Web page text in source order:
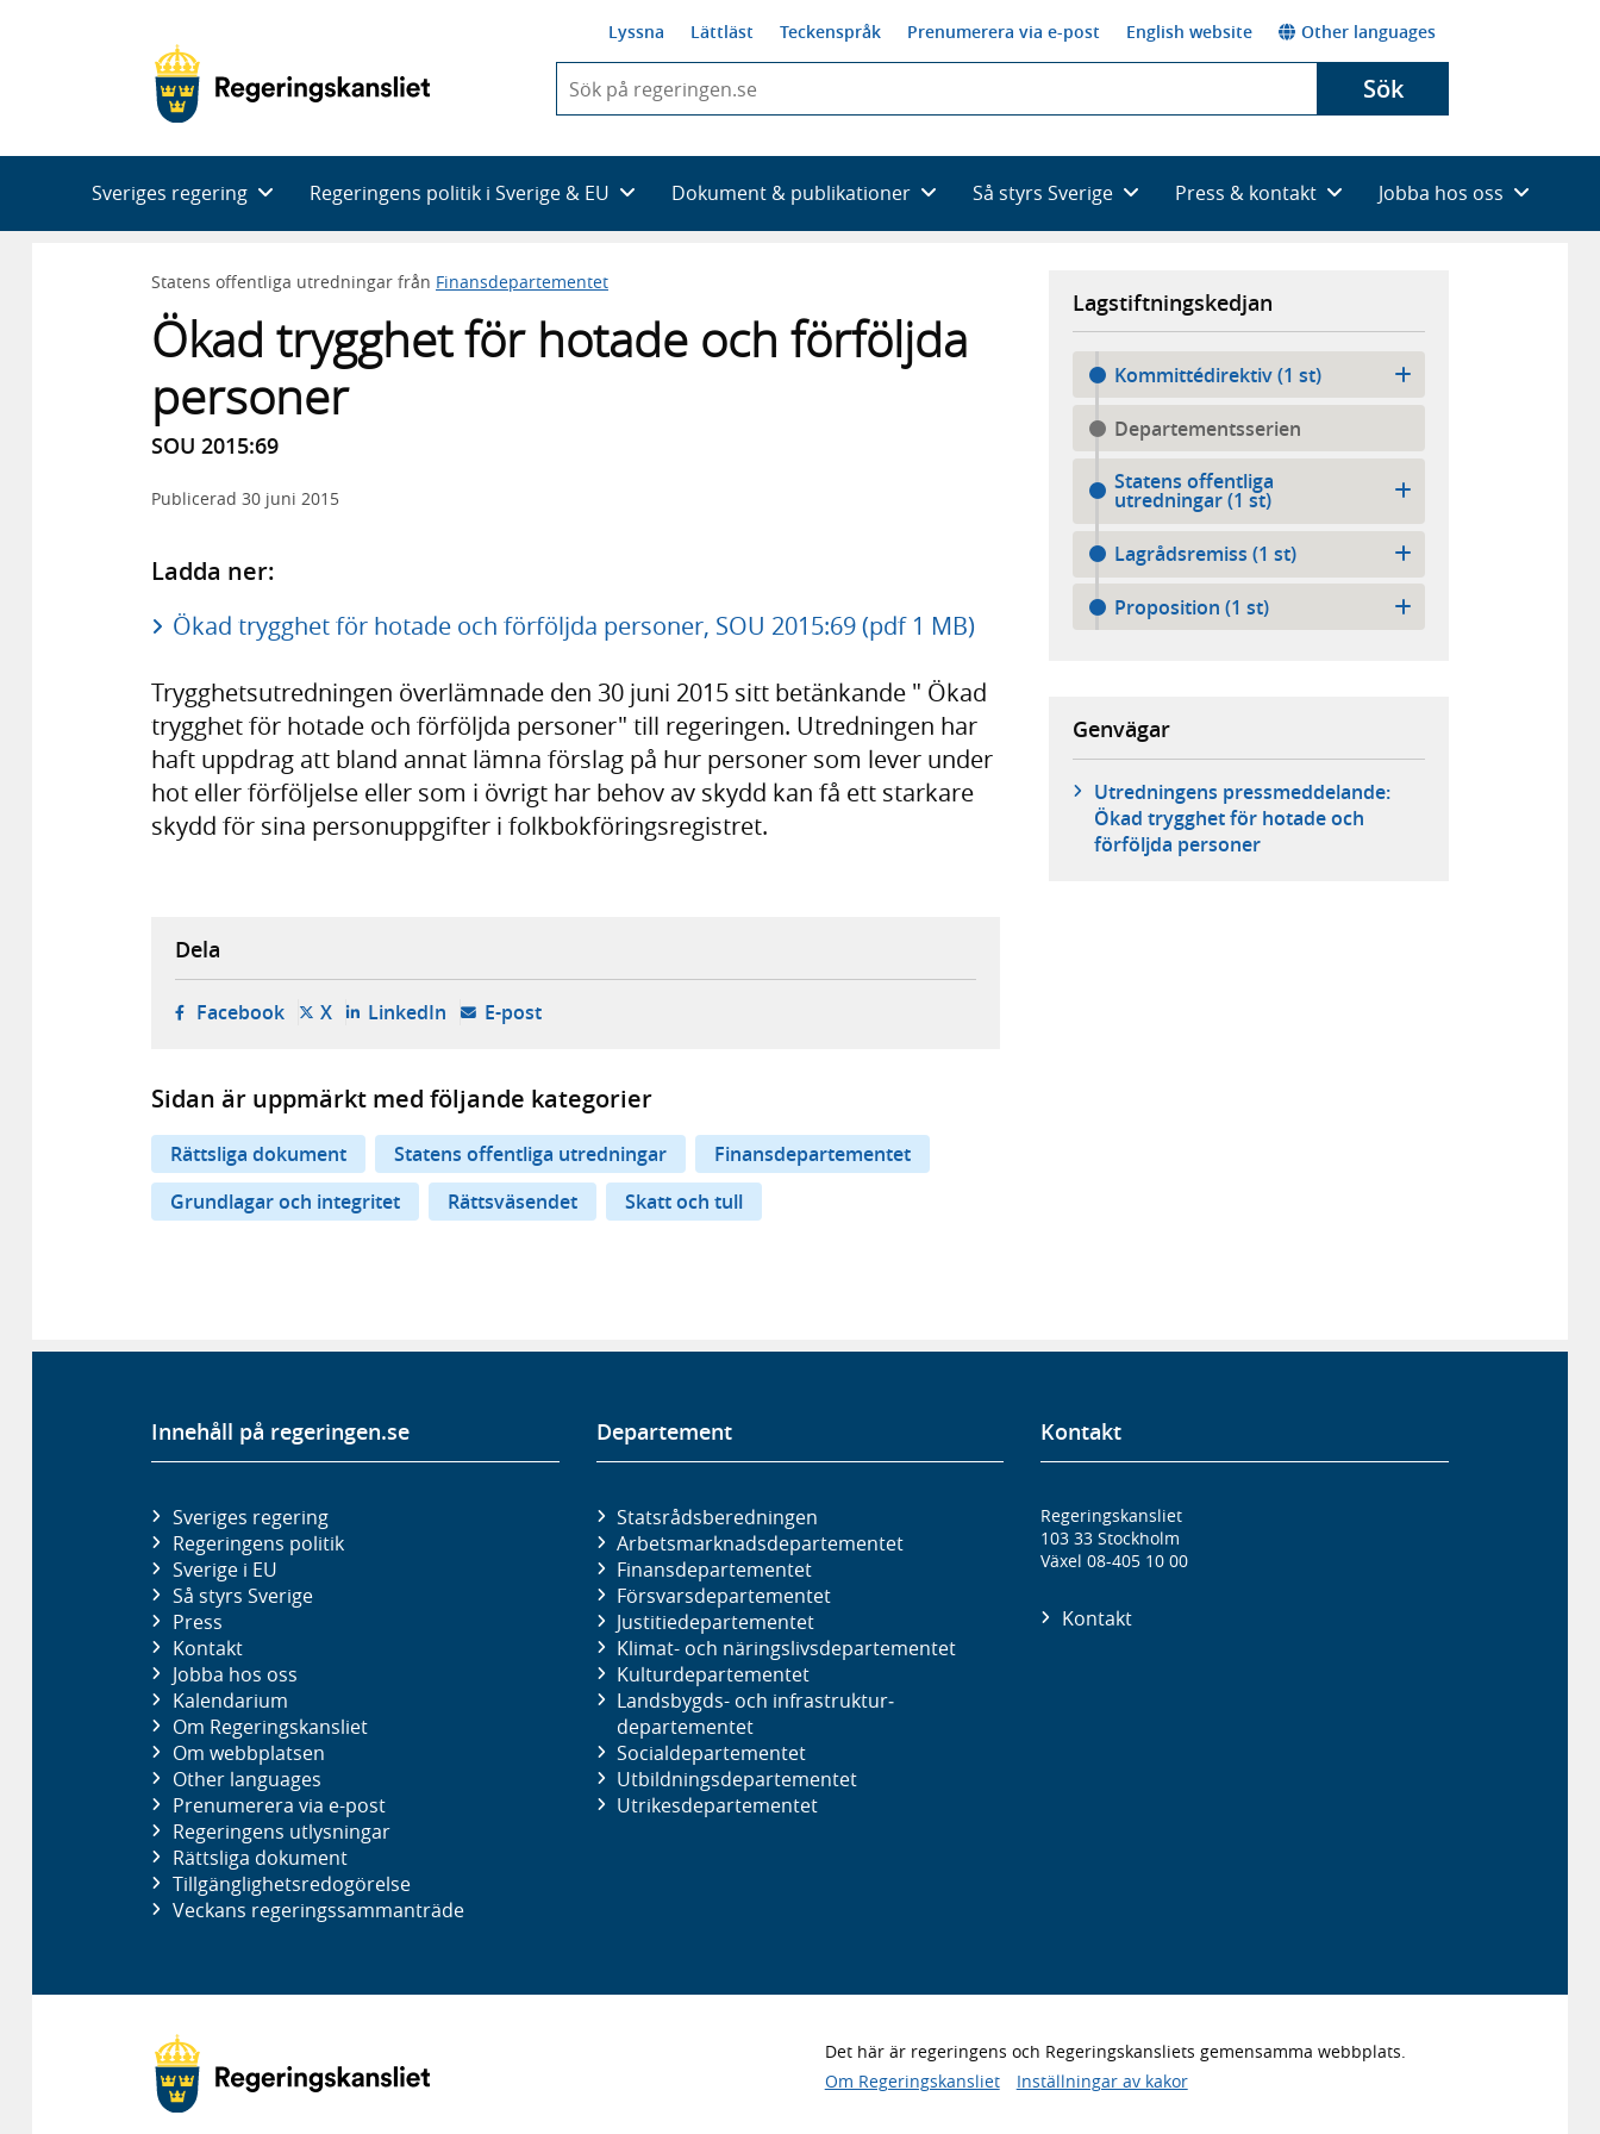
Lyssna Lättläst Teckenspråk Prenumerera via e-post English website Other languages
du
skriva
framträder
en
med
Sök
Sveriges regering Regeringens politik i Sverige & EU Dokument & publikationer Så styrs Sverige Press & kontakt Jobba hos oss
Statens offentliga utredningar från Finansdepartementet
Ökad trygghet för hotade och förföljda
personer
SOU 2015:69
Publicerad 30 juni 2015
Ladda ner:
Ökad trygghet för hotade och förföljda personer, SOU 2015:69 (pdf 1 MB)
Trygghetsutredningen överlämnade den 30 juni 2015 sitt betänkande " Ökad
trygghet för hotade och förföljda personer" till regeringen. Utredningen har
haft uppdrag att bland annat lämna förslag på hur personer som lever under
hot eller förföljelse eller som i övrigt har behov av skydd kan få ett starkare
skydd för sina personuppgifter i folkbokföringsregistret.
Lagstiftningskedjan
Kommittédirektiv (1 st)
Departementsserien
Statens offentliga
utredningar (1 st)
Lagrådsremiss (1 st)
Proposition (1 st)
Genvägar
Utredningens pressmeddelande:
Ökad trygghet för hotade och
förföljda personer
Dela
Facebook- öppnas i ny flik, extern webbplats,
X- öppnas i ny flik, extern webbplats,
LinkedIn- öppnas i ny flik, extern webbplats,
E-post- öppnar din e-postklient,
Sidan är uppmärkt med följande kategorier
Rättsliga dokument Statens offentliga utredningar
Finansdepartementet
Grundlagar och integritet
Rättsväsendet Skatt och tull
Innehåll på regeringen.se
Sveriges regering
Regeringens politik
Sverige i EU
Så styrs Sverige
Press
Kontakt
Jobba hos oss
Kalendarium
Om Regeringskansliet
Om webbplatsen
Other languages
Prenumerera via e-post
Regeringens utlysningar
Rättsliga dokument
Tillgänglighetsredogörelse
Veckans regeringssammanträde
Departement
Statsrådsberedningen
Arbetsmarknads­departementet
Finans­departementet
Försvars­departementet
Justitie­departementet
Klimat- och näringslivs­departementet
Kultur­departementet
Landsbygds- och infrastruktur­
departementet
Social­departementet
Utbildnings­departementet
Utrikes­departementet
Kontakt
Regeringskansliet
103 33 Stockholm
Växel 08-405 10 00
Kontakt
Det här är regeringens och Regeringskansliets gemensamma webbplats.
Om Regeringskansliet
Inställningar av kakor